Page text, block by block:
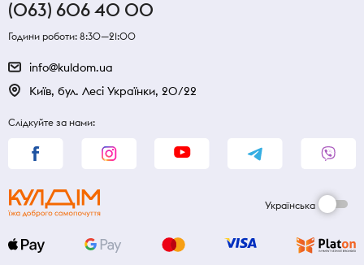
(063) 606 40 00
Години роботи: 8:30—21:00
info@kuldom.ua
Київ, бул. Лесі Українки, 20/22
Слідкуйте за нами:
Українська